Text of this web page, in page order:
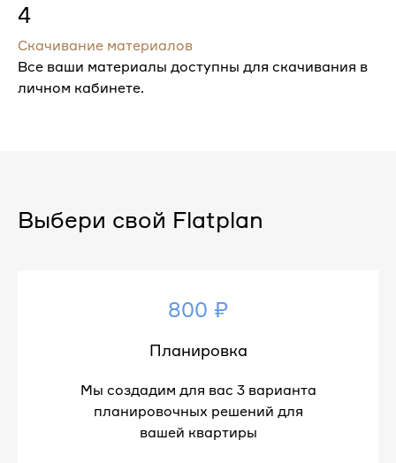
4
Скачивание материалов
Все ваши материалы доступны для скачивания в
личном кабинете.
Выбери свой Flatplan
800 ₽
Планировка
Мы создадим для вас 3 варианта
планировочных решений для
вашей квартиры